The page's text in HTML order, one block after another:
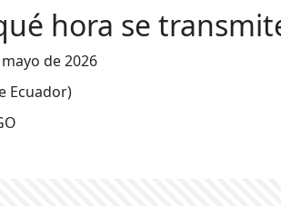
hora se
mayo de 2026
Ecuador)